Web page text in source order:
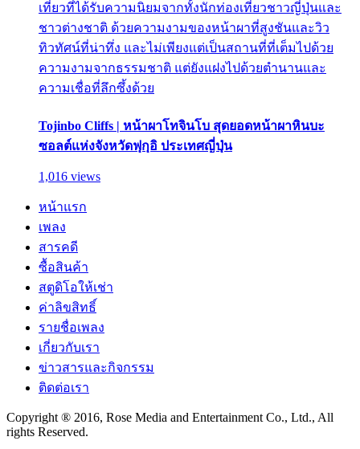
เที่ยวที่ได้รับความนิยมจากทั้งนักท่องเที่ยวชาวญี่ปุ่นและ
ชาวต่างชาติ ด้วยความงามของหน้าผาที่สูงชันและวิว
ทิวทัศน์ที่น่าทึ่ง และไม่เพียงแต่เป็นสถานที่ที่เต็มไปด้วย
ความงามจากธรรมชาติ แต่ยังแฝงไปด้วยตำนานและ
ความเชื่อที่ลึกซึ้งด้วย
Tojinbo Cliffs | หน้าผาโทจินโบ สุดยอดหน้าผาหินบะ
ซอลต์แห่งจังหวัดฟุกุอิ ประเทศญี่ปุ่น
1,016 views
หน้าแรก
เพลง
สารคดี
ซื้อสินค้า
สตูดิโอให้เช่า
ค่าลิขสิทธิ์
รายชื่อเพลง
เกี่ยวกับเรา
ข่าวสารและกิจกรรม
ติดต่อเรา
Copyright ® 2016, Rose Media and Entertainment Co., Ltd., All
rights Reserved.